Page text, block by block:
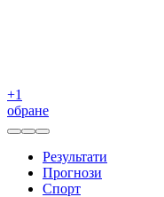
+1
обране
Результати
Прогнози
Спорт